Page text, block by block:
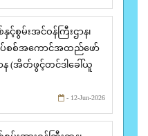
င့်စွမ်းအင်ဝန်ကြီးဌာန၊
ပ်စစ်အကောင်အထည်ဖော်
ာန (အိတ်ဖွင့်တင်ဒါခေါ်ယူ
- 12-Jun-2026